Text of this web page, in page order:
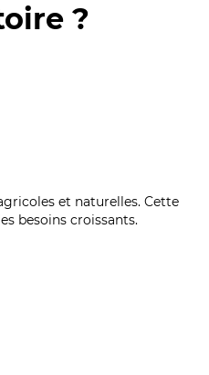
?
et naturelles. Cette
besoins croissants.